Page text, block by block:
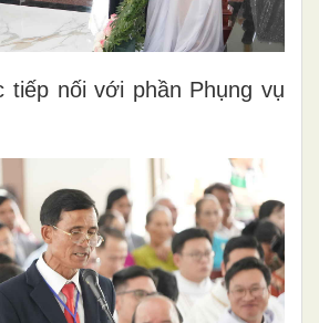
tiếp nối với phần Phụng vụ